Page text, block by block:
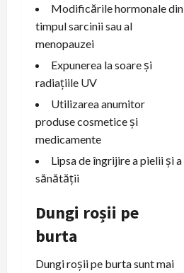
Modificările hormonale din
timpul sarcinii sau al
menopauzei
Expunerea la soare și
radiațiile UV
Utilizarea anumitor
produse cosmetice și
medicamente
Lipsa de îngrijire a pielii și a
sănătății
Dungi roșii pe
burta
Dungi roșii pe burta sunt mai